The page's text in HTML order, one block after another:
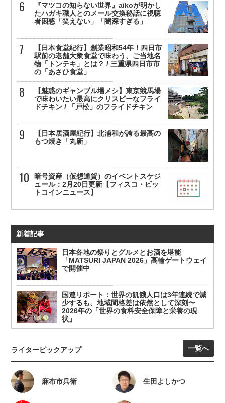
『マツコの知らない世界』aikoが明かし
たハガキ職人とのメール交換秘話に視聴
者困惑「笑えない」「闇深すぎる」
【日本食堂紀行】創業昭和54年！四日市
駅前の老舗大衆食堂で味わう、ご当地名
物「トンテキ」とは？ / 三重県四日市市
の「あさひ食堂」
【魅惑のギャンブル場メシ】東京競馬場
で味わいたい最高にクリスピーなフライ
ドチキン / 「戸松」のフライドチキン
【日本居酒屋紀行】北浦和が誇る最高の
もつ焼き「丸新」
暗号資産（仮想通貨）のイベントスケジ
ュール：2月20日更新【フィスコ・ビッ
トコインニュース】
新着記事
日本各地の祭りとグルメとお酒を堪能
「MATSURI JAPAN 2026」高輪ゲートウェイ
で開催中
国連リポート：世界の飢餓人口は3年連続で減
少するも、地域間格差は依然として深刻〜
2026年の「世界の食料安全保障と栄養の現
状」
ライターピックアップ 一覧へ
麻布市兵衛 生田よしかつ